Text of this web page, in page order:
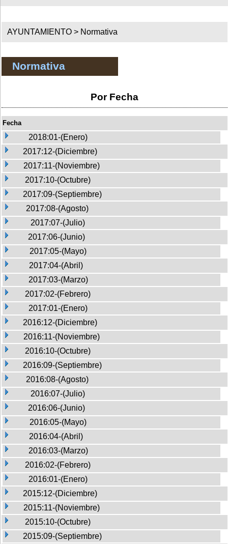
AYUNTAMIENTO > Normativa
Normativa
Por Fecha
Fecha
2018:01-(Enero)
2017:12-(Diciembre)
2017:11-(Noviembre)
2017:10-(Octubre)
2017:09-(Septiembre)
2017:08-(Agosto)
2017:07-(Julio)
2017:06-(Junio)
2017:05-(Mayo)
2017:04-(Abril)
2017:03-(Marzo)
2017:02-(Febrero)
2017:01-(Enero)
2016:12-(Diciembre)
2016:11-(Noviembre)
2016:10-(Octubre)
2016:09-(Septiembre)
2016:08-(Agosto)
2016:07-(Julio)
2016:06-(Junio)
2016:05-(Mayo)
2016:04-(Abril)
2016:03-(Marzo)
2016:02-(Febrero)
2016:01-(Enero)
2015:12-(Diciembre)
2015:11-(Noviembre)
2015:10-(Octubre)
2015:09-(Septiembre)